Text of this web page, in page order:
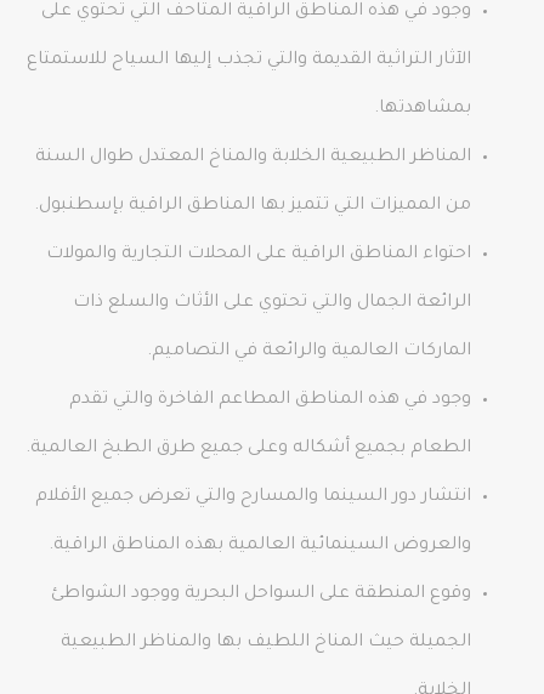
وجود في هذه المناطق الراقية المتاحف التي تحتوي على
الآثار التراثية القديمة والتي تجذب إليها السياح للاستمتاع
بمشاهدتها.
المناظر الطبيعية الخلابة والمناخ المعتدل طوال السنة
من المميزات التي تتميز بها المناطق الراقية بإسطنبول.
احتواء المناطق الراقية على المحلات التجارية والمولات
الرائعة الجمال والتي تحتوي على الأثاث والسلع ذات
الماركات العالمية والرائعة في التصاميم.
وجود في هذه المناطق المطاعم الفاخرة والتي تقدم
الطعام بجميع أشكاله وعلى جميع طرق الطبخ العالمية.
انتشار دور السينما والمسارح والتي تعرض جميع الأفلام
والعروض السينمائية العالمية بهذه المناطق الراقية.
وقوع المنطقة على السواحل البحرية ووجود الشواطئ
الجميلة حيث المناخ اللطيف بها والمناظر الطبيعية